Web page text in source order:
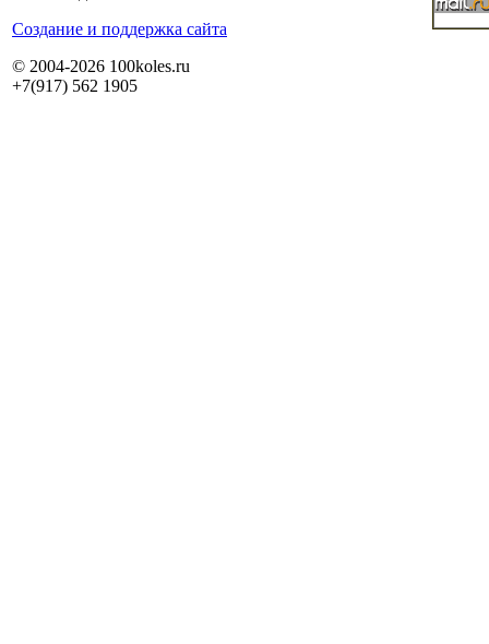
Cоздание и поддержка сайта
© 2004-2026 100koles.ru
+7(917) 562 1905